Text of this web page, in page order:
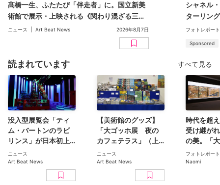
髙橋一生、ふたたび「伴走者」に。国立新美
術館で展示・上映される《関わり混ざる三日
間》が記録した「見えない時間」
ニュース Art Beat News 2026年8月7日
シャネル
ターリン
く味わう
フォトレポート
Sponsored
読まれています すべて見る
没入型展覧会「ティ
ム・バートンのラビ
リンス」が日本初上
陸。豊洲のCREVIA
BASE Tokyoで11月開
ニュース
Art Beat News
【美術館のグッズ】
「大ゴッホ展 夜の
カフェテラス」（上
野の森美術館）で見
つけた、編集部おす
すめグッズ10選
ニュース
Art Beat News
時代を超
受け継が
の美。「
日本美術
ン 百花繚乱〜海を越
フォトレポート
Naomi